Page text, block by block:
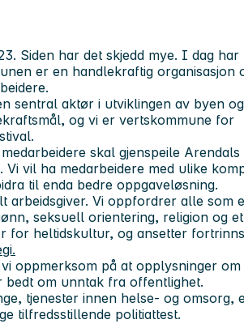
Siden har det skjedd mye. I dag
er en handlekraftig organisasjon
sentral aktør i utviklingen av byen og
og vi er vertskommune for
skal gjenspeile Arendals
vil ha medarbeidere med ulike
til enda bedre oppgaveløsning.
arbeidsgiver. Vi oppfordrer alle som
seksuell orientering, religion og
for heltidskultur, og ansetter
.
oppmerksom på at opplysninger
om unntak fra offentlighet.
tjenester innen helse- og omsorg,
tilfredsstillende politiattest.